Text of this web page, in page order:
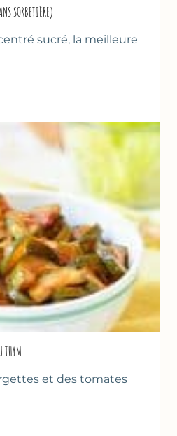
SORBETIÈRE)
sucré, la meilleure
THYM
et des tomates